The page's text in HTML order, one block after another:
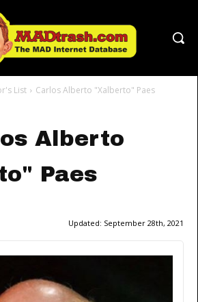
List
Carlos Alberto "Xalberto" Paes
Alberto
Paes
Updated: September 28th, 2021